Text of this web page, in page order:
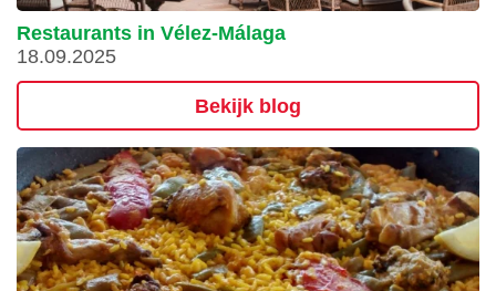
Restaurants in Vélez-Málaga
18.09.2025
Bekijk blog